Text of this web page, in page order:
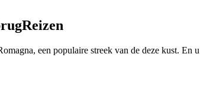
een populaire streek van de deze kust.